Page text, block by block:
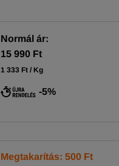
Normál ár:
15 990 Ft
1 333 Ft / Kg
-5%
Megtakarítás: 500 Ft